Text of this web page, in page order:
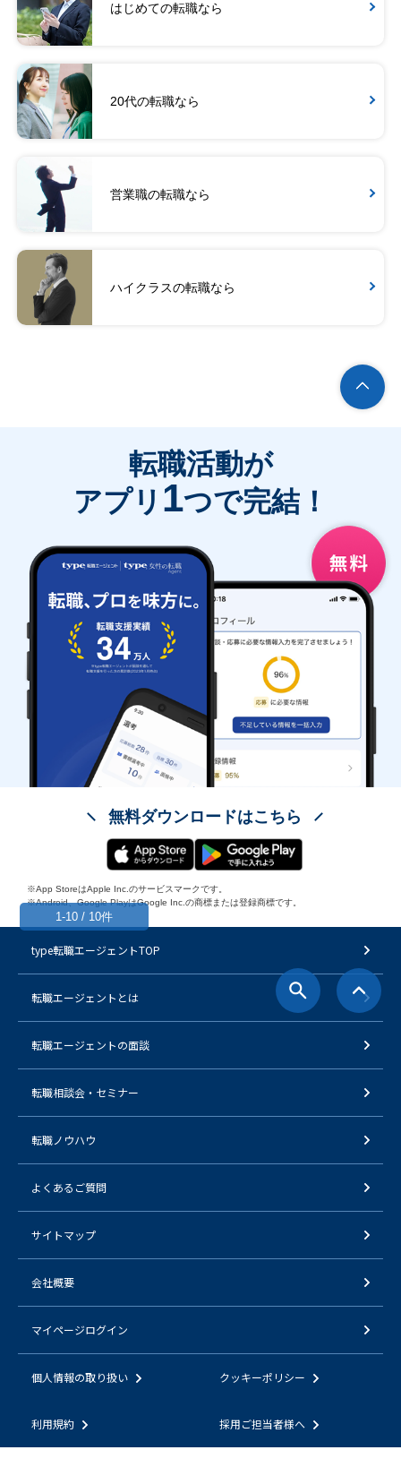
はじめての転職なら
20代の転職なら
営業職の転職なら
ハイクラスの転職なら
1-10 / 10件
転職活動が
アプリ 1つで完結！
無料ダウンロードはこちら
※App StoreはApple Inc.のサービスマークです。
※Android、Google PlayはGoogle Inc.の商標または登録商標です。
type転職エージェントTOP
転職エージェントとは
転職エージェントの面談
転職相談会・セミナー
転職ノウハウ
よくあるご質問
サイトマップ
会社概要
マイページログイン
個人情報の取り扱い クッキーポリシー
利用規約 採用ご担当者様へ